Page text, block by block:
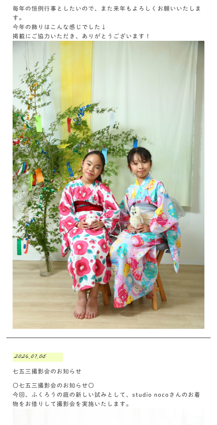
毎年の恒例行事としたいので、また来年もよろしくお願いいたしま
す。
今年の飾りはこんな感じでした↓
掲載にご協力いただき、ありがとうございます！
2026.07.05
七五三撮影会のお知らせ
〇七五三撮影会のお知らせ〇
今回、ふくろうの庭の新しい試みとして、studio nocoさんのお着
物をお借りして撮影会を実施いたします。